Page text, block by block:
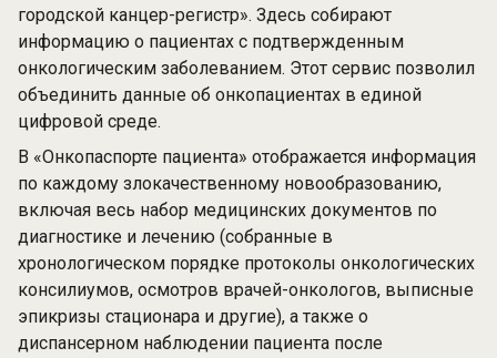
городской канцер-регистр». Здесь собирают
информацию о пациентах с подтвержденным
онкологическим заболеванием. Этот сервис позволил
объединить данные об онкопациентах в единой
цифровой среде.
В «Онкопаспорте пациента» отображается информация
по каждому злокачественному новообразованию,
включая весь набор медицинских документов по
диагностике и лечению (собранные в
хронологическом порядке протоколы онкологических
консилиумов, осмотров врачей-онкологов, выписные
эпикризы стационара и другие), а также о
диспансерном наблюдении пациента после